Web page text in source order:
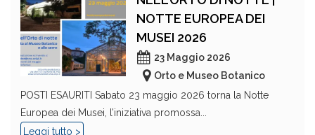
NOTTE EUROPEA DEI
MUSEI 2026
23 Maggio 2026
Orto e Museo Botanico
POSTI ESAURITI Sabato 23 maggio 2026 torna la Notte
Europea dei Musei, l’iniziativa promossa...
Leggi tutto >